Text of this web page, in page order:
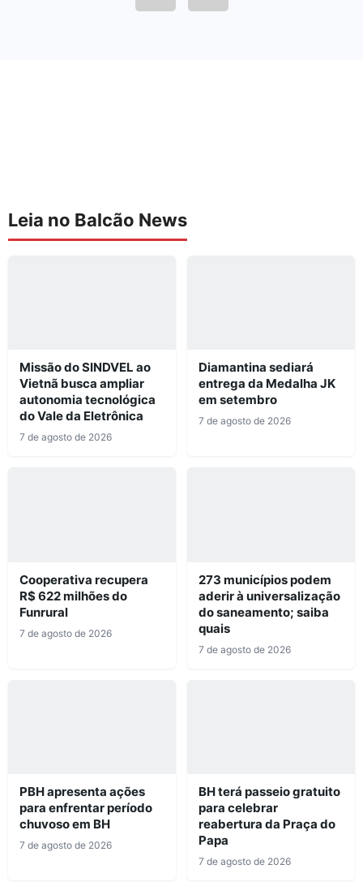
Leia no Balcão News
Missão do SINDVEL ao
Vietnã busca ampliar
autonomia tecnológica
do Vale da Eletrônica
7 de agosto de 2026
Diamantina sediará
entrega da Medalha JK
em setembro
7 de agosto de 2026
Cooperativa recupera
R$ 622 milhões do
Funrural
7 de agosto de 2026
273 municípios podem
aderir à universalização
do saneamento; saiba
quais
7 de agosto de 2026
PBH apresenta ações
para enfrentar período
chuvoso em BH
7 de agosto de 2026
BH terá passeio gratuito
para celebrar
reabertura da Praça do
Papa
7 de agosto de 2026